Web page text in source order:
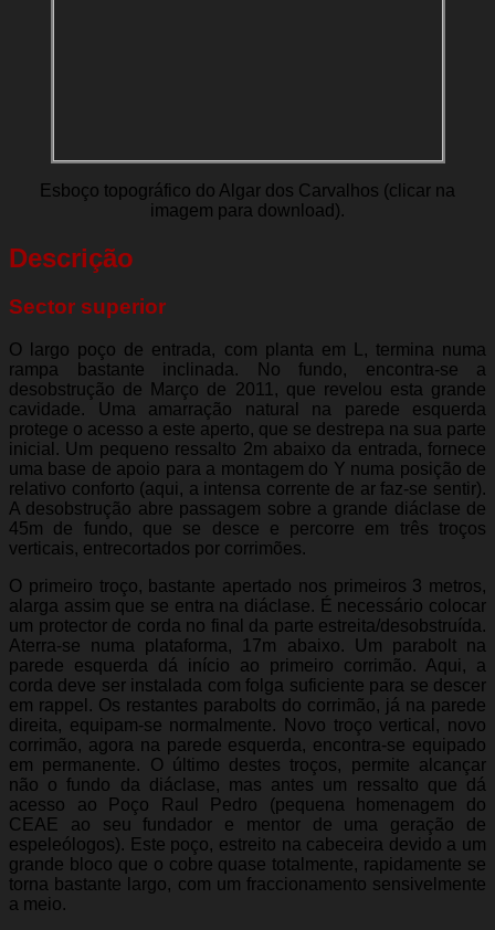
Esboço topográfico do Algar dos Carvalhos (clicar na
imagem para download).
Descrição
Sector superior
O largo poço de entrada, com planta em L, termina numa
rampa bastante inclinada. No fundo, encontra-se a
desobstrução de Março de 2011, que revelou esta grande
cavidade. Uma amarração natural na parede esquerda
protege o acesso a este aperto, que se destrepa na sua parte
inicial. Um pequeno ressalto 2m abaixo da entrada, fornece
uma base de apoio para a montagem do Y numa posição de
relativo conforto (aqui, a intensa corrente de ar faz-se sentir).
A desobstrução abre passagem sobre a grande diáclase de
45m de fundo, que se desce e percorre em três troços
verticais, entrecortados por corrimões.
O primeiro troço, bastante apertado nos primeiros 3 metros,
alarga assim que se entra na diáclase. É necessário colocar
um protector de corda no final da parte estreita/desobstruída.
Aterra-se numa plataforma, 17m abaixo. Um parabolt na
parede esquerda dá início ao primeiro corrimão. Aqui, a
corda deve ser instalada com folga suficiente para se descer
em rappel. Os restantes parabolts do corrimão, já na parede
direita, equipam-se normalmente. Novo troço vertical, novo
corrimão, agora na parede esquerda, encontra-se equipado
em permanente. O último destes troços, permite alcançar
não o fundo da diáclase, mas antes um ressalto que dá
acesso ao Poço Raul Pedro (pequena homenagem do
CEAE ao seu fundador e mentor de uma geração de
espeleólogos). Este poço, estreito na cabeceira devido a um
grande bloco que o cobre quase totalmente, rapidamente se
torna bastante largo, com um fraccionamento sensivelmente
a meio.